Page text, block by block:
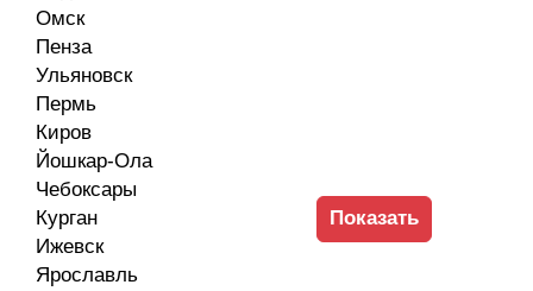
Омск
Пенза
Ульяновск
Пермь
Киров
Йошкар-Ола
Чебоксары
Курган
Ижевск
Ярославль
Показать